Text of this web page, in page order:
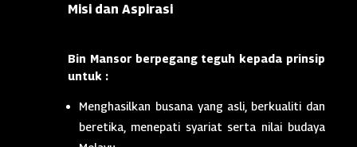
Misi dan Aspirasi
Bin Mansor berpegang teguh kepada prinsip
untuk :
Menghasilkan busana yang asli, berkualiti dan
beretika, menepati syariat serta nilai budaya